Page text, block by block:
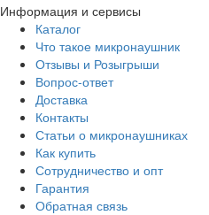
Информация и сервисы
Каталог
Что такое микронаушник
Отзывы и Розыгрыши
Вопрос-ответ
Доставка
Контакты
Статьи о микронаушниках
Как купить
Сотрудничество и опт
Гарантия
Обратная связь